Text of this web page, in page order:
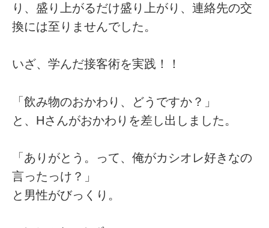
り、盛り上がるだけ盛り上がり、連絡先の交
換には至りませんでした。
いざ、学んだ接客術を実践！！
「飲み物のおかわり、どうですか？」
と、Hさんがおかわりを差し出しました。
「ありがとう。って、俺がカシオレ好きなの
言ったっけ？」
と男性がびっくり。